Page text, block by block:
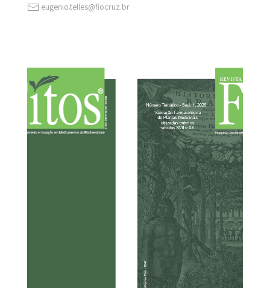
eugenio.telles@fiocruz.br